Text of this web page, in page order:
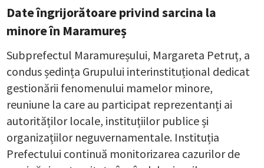
Date îngrijorătoare privind sarcina la
minore în Maramureș
Subprefectul Maramureșului, Margareta Petruț, a
condus ședința Grupului interinstituțional dedicat
gestionării fenomenului mamelor minore,
reuniune la care au participat reprezentanți ai
autorităților locale, instituțiilor publice și
organizațiilor neguvernamentale. Instituția
Prefectului continuă monitorizarea cazurilor de